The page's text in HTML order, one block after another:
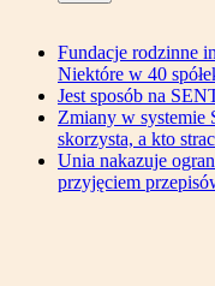
Fundacje rodzinne
Niektóre w 40
Jest sposób na
Zmiany w systemie
skorzysta, a kto
Unia nakazuje
przyjęciem